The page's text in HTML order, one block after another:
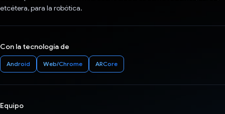
etcétera, para la robótica.
Con la tecnología de
Android Web/Chrome ARCore
Equipo